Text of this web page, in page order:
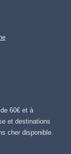
60€ et à
et destinations
cher disponible.